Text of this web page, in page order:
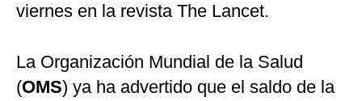
viernes en la revista The Lancet.
La Organización Mundial de la Salud
(OMS) ya ha advertido que el saldo de la